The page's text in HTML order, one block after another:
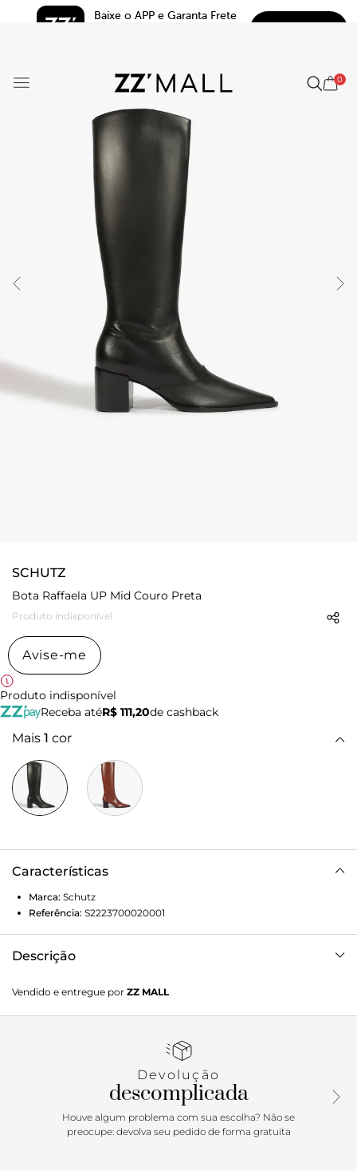
Baixe o APP e Garanta Frete
0
SCHUTZ
Bota Raffaela UP Mid Couro Preta
Produto indisponível
Avise-me
Produto indisponível
Receba atéR$ 111,20de cashback
Mais 1 cor
Características
Marca: Schutz
Referência: S2223700020001
Descrição
e o design contemporâneo. Com um acabamento
impecável em couro e bico fino, a Bota Raffaela é aquela
Vendido e entregue por ZZ MALL
Devolução
descomplicada
Houve algum problema com sua escolha? Não se
preocupe: devolva seu pedido de forma gratuita